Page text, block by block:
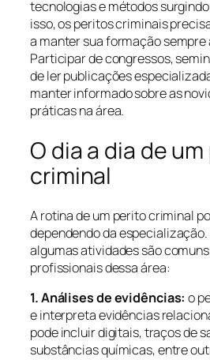
tecnologias e métodos
isso, os peritos criminais
a manter sua formação
Participar de congressos,
de ler publicações
manter informado sobre as
práticas na área.
O dia a dia de
criminal
A rotina de um perito criminal
dependendo da
algumas atividades são
profissionais dessa área:
1. Análises de evidências: o
e interpreta evidências
pode incluir digitais, traços de
substâncias químicas, entre